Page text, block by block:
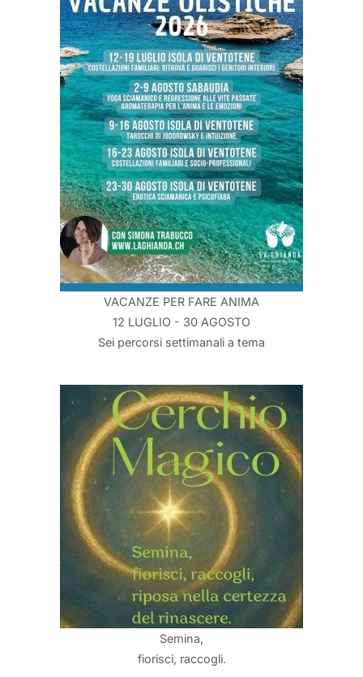
VACANZE PER FARE ANIMA
12 LUGLIO - 30 AGOSTO
Sei percorsi settimanali a tema
Semina,
fiorisci, raccogli.